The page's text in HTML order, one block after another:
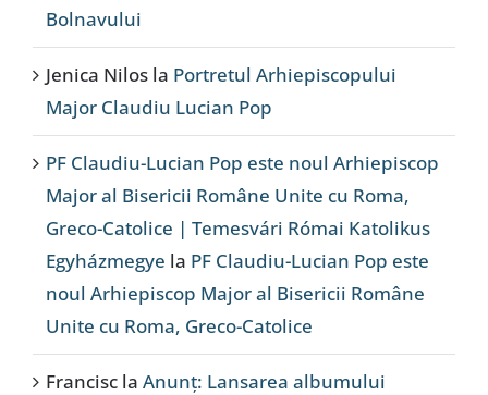
Bolnavului
Jenica Nilos la Portretul Arhiepiscopului
Major Claudiu Lucian Pop
PF Claudiu-Lucian Pop este noul Arhiepiscop
Major al Bisericii Române Unite cu Roma,
Greco-Catolice | Temesvári Római Katolikus
Egyházmegye la PF Claudiu-Lucian Pop este
noul Arhiepiscop Major al Bisericii Române
Unite cu Roma, Greco-Catolice
Francisc la Anunț: Lansarea albumului